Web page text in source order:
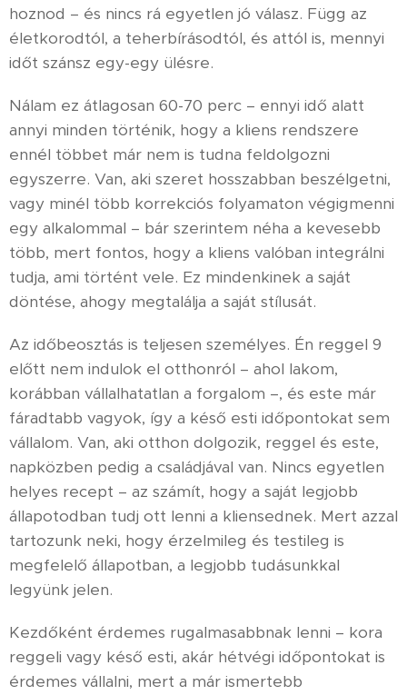
hoznod – és nincs rá egyetlen jó válasz. Függ az
életkorodtól, a teherbírásodtól, és attól is, mennyi
időt szánsz egy-egy ülésre.
Nálam ez átlagosan 60-70 perc – ennyi idő alatt
annyi minden történik, hogy a kliens rendszere
ennél többet már nem is tudna feldolgozni
egyszerre. Van, aki szeret hosszabban beszélgetni,
vagy minél több korrekciós folyamaton végigmenni
egy alkalommal – bár szerintem néha a kevesebb
több, mert fontos, hogy a kliens valóban integrálni
tudja, ami történt vele. Ez mindenkinek a saját
döntése, ahogy megtalálja a saját stílusát.
Az időbeosztás is teljesen személyes. Én reggel 9
előtt nem indulok el otthonról – ahol lakom,
korábban vállalhatatlan a forgalom –, és este már
fáradtabb vagyok, így a késő esti időpontokat sem
vállalom. Van, aki otthon dolgozik, reggel és este,
napközben pedig a családjával van. Nincs egyetlen
helyes recept – az számít, hogy a saját legjobb
állapotodban tudj ott lenni a kliensednek. Mert azzal
tartozunk neki, hogy érzelmileg és testileg is
megfelelő állapotban, a legjobb tudásunkkal
legyünk jelen.
Kezdőként érdemes rugalmasabbnak lenni – kora
reggeli vagy késő esti, akár hétvégi időpontokat is
érdemes vállalni, mert a már ismertebb